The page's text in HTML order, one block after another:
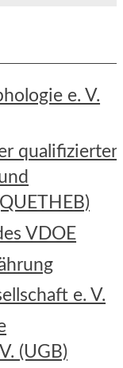
e. V.
qualifizierten
VDOE
e. V.
(UGB)